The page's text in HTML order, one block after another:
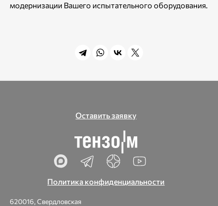
модернизации Вашего испытательного оборудования.
Оставить заявку
Политика конфиденциальности
620016, Свердловская